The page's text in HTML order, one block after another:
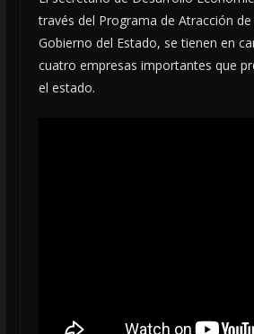
través del Programa de Atracción
Gobierno del Estado, se tienen en
cuatro empresas importantes que
el estado.